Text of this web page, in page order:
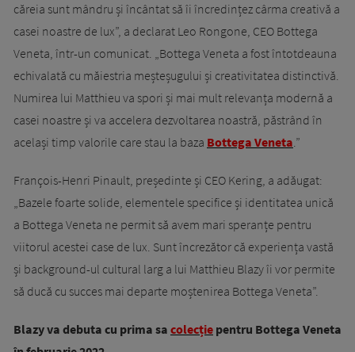
căreia sunt mândru și încântat să îi încredințez cârma creativă a
casei noastre de lux”, a declarat Leo Rongone, CEO Bottega
Veneta, într-un comunicat. „Bottega Veneta a fost întotdeauna
echivalată cu măiestria meșteșugului și creativitatea distinctivă.
Numirea lui Matthieu va spori și mai mult relevanța modernă a
casei noastre și va accelera dezvoltarea noastră, păstrând în
același timp valorile care stau la baza Bottega Veneta.”
François-Henri Pinault, președinte și CEO Kering, a adăugat:
„Bazele foarte solide, elementele specifice și identitatea unică
a Bottega Veneta ne permit să avem mari speranțe pentru
viitorul acestei case de lux. Sunt încrezător că experiența vastă
și background-ul cultural larg a lui Matthieu Blazy îi vor permite
să ducă cu succes mai departe moștenirea Bottega Veneta”.
Blazy va debuta cu prima sa colecție pentru Bottega Veneta